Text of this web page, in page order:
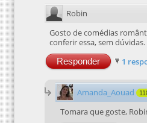
Robin
Gosto de comédias
conferir essa, sem dúvidas.
Responder 1
Amanda_Aouad
Tomara que goste,